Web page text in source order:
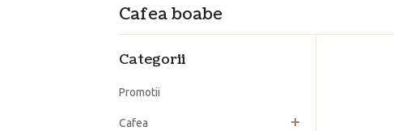
Cafea boabe
Categorii
Promotii
Cafea